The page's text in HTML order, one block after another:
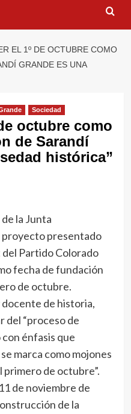
EL 1º DE OCTUBRE COMO
GRANDE ES UNA
Sociedad
octubre como
de Sarandí
histórica”
la Junta
proyecto presentado
Partido Colorado
fecha de fundación
de octubre.
docente de historia,
del “proceso de
énfasis que
marca como mojones
de octubre”.
de noviembre de
de la